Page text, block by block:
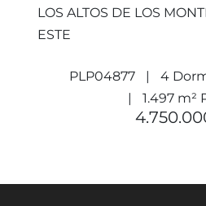
LOS ALTOS DE LOS
ESTE
PLP04877 4
1.497 m²